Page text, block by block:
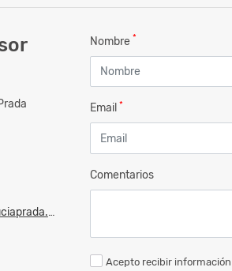
Nombre *
Email *
Comentarios
Acepto recibir